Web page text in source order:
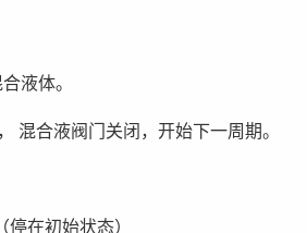
液体。
混合液阀门关闭，开始下一周期。
在初始状态）